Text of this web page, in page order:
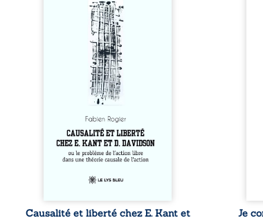
Sommes-nous vraiment libres
si chacun de nos actes s’inscrit
dans une chaîne de causes ? À
travers une confrontation
entre les pensées d’Emmanuel
Kant et de Donald Davidson,
cet essai explore les liens entre
libre arbitre, déterminisme
causal et responsabilité. De la
volonté kantienne au monisme
anomal de Davidson, il
interroge la manière dont les
intentions et les croyances
peuvent ...
Causalité et liberté chez E. Kant et
Je
et
Je